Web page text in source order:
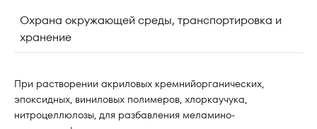
Охрана окружающей среды, транспортировка и
хранение
При растворении акриловых кремнийорганических,
эпоксидных, виниловых полимеров, хлоркаучука,
нитроцеллюлозы, для разбавления меламино-